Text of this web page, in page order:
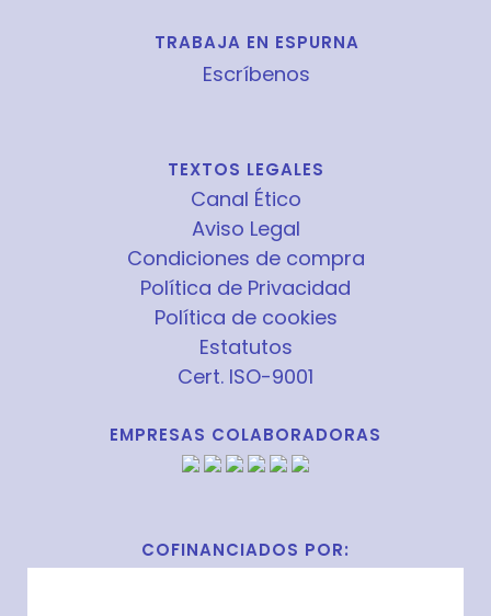
TRABAJA EN ESPURNA
Escríbenos
TEXTOS LEGALES
Canal Ético
Aviso Legal
Condiciones de compra
Política de Privacidad
Política de cookies
Estatutos
Cert. ISO-9001
EMPRESAS COLABORADORAS
COFINANCIADOS POR: